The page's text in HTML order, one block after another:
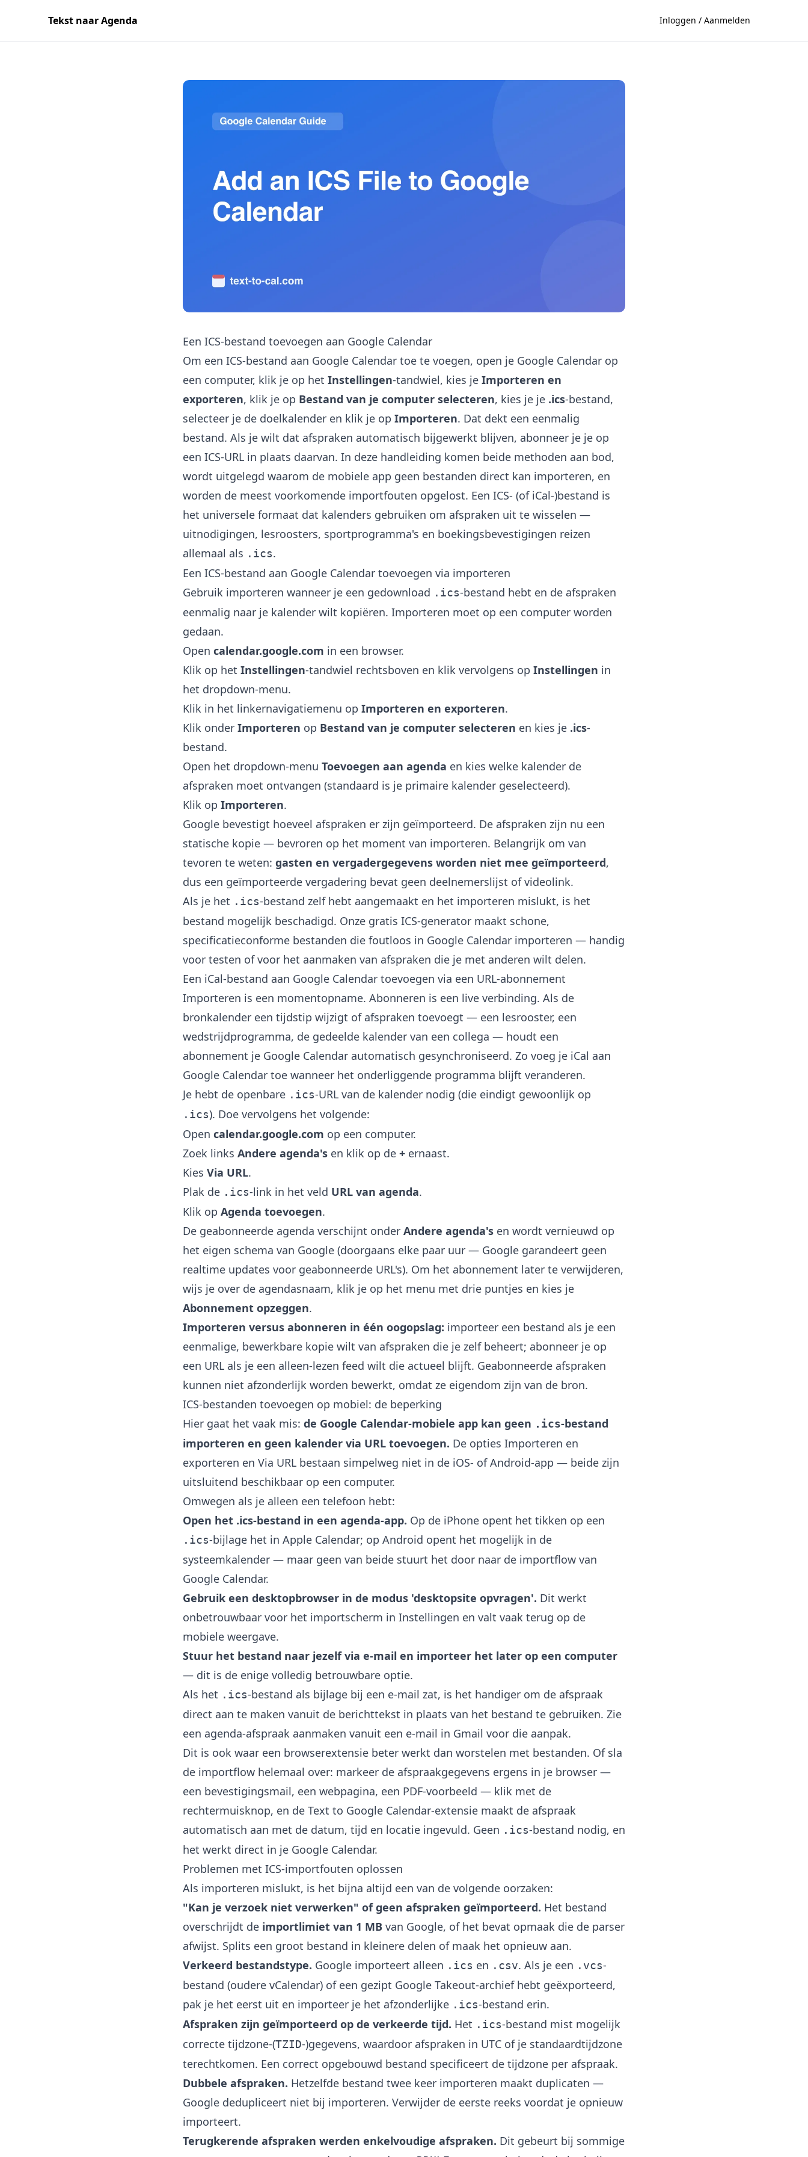
Tekst naar Agenda Inloggen / Aanmelden
Een ICS-bestand toevoegen aan Google Calendar
Om een ICS-bestand aan Google Calendar toe te voegen, open je Google Calendar op
een computer, klik je op het Instellingen-tandwiel, kies je Importeren en
exporteren, klik je op Bestand van je computer selecteren, kies je je .ics-bestand,
selecteer je de doelkalender en klik je op Importeren. Dat dekt een eenmalig
bestand. Als je wilt dat afspraken automatisch bijgewerkt blijven, abonneer je je op
een ICS-URL in plaats daarvan. In deze handleiding komen beide methoden aan bod,
wordt uitgelegd waarom de mobiele app geen bestanden direct kan importeren, en
worden de meest voorkomende importfouten opgelost. Een ICS- (of iCal-)bestand is
het universele formaat dat kalenders gebruiken om afspraken uit te wisselen —
uitnodigingen, lesroosters, sportprogramma's en boekingsbevestigingen reizen
allemaal als .ics.
Een ICS-bestand aan Google Calendar toevoegen via importeren
Gebruik importeren wanneer je een gedownload .ics-bestand hebt en de afspraken
eenmalig naar je kalender wilt kopiëren. Importeren moet op een computer worden
gedaan.
Open calendar.google.com in een browser.
Klik op het Instellingen-tandwiel rechtsboven en klik vervolgens op Instellingen in
het dropdown-menu.
Klik in het linkernavigatiemenu op Importeren en exporteren.
Klik onder Importeren op Bestand van je computer selecteren en kies je .ics-
bestand.
Open het dropdown-menu Toevoegen aan agenda en kies welke kalender de
afspraken moet ontvangen (standaard is je primaire kalender geselecteerd).
Klik op Importeren.
Google bevestigt hoeveel afspraken er zijn geïmporteerd. De afspraken zijn nu een
statische kopie — bevroren op het moment van importeren. Belangrijk om van
tevoren te weten: gasten en vergadergegevens worden niet mee geïmporteerd,
dus een geïmporteerde vergadering bevat geen deelnemerslijst of videolink.
Als je het .ics-bestand zelf hebt aangemaakt en het importeren mislukt, is het
bestand mogelijk beschadigd. Onze gratis ICS-generator maakt schone,
specificatieconforme bestanden die foutloos in Google Calendar importeren — handig
voor testen of voor het aanmaken van afspraken die je met anderen wilt delen.
Een iCal-bestand aan Google Calendar toevoegen via een URL-abonnement
Importeren is een momentopname. Abonneren is een live verbinding. Als de
bronkalender een tijdstip wijzigt of afspraken toevoegt — een lesrooster, een
wedstrijdprogramma, de gedeelde kalender van een collega — houdt een
abonnement je Google Calendar automatisch gesynchroniseerd. Zo voeg je iCal aan
Google Calendar toe wanneer het onderliggende programma blijft veranderen.
Je hebt de openbare .ics-URL van de kalender nodig (die eindigt gewoonlijk op
.ics). Doe vervolgens het volgende:
Open calendar.google.com op een computer.
Zoek links Andere agenda's en klik op de + ernaast.
Kies Via URL.
Plak de .ics-link in het veld URL van agenda.
Klik op Agenda toevoegen.
De geabonneerde agenda verschijnt onder Andere agenda's en wordt vernieuwd op
het eigen schema van Google (doorgaans elke paar uur — Google garandeert geen
realtime updates voor geabonneerde URL's). Om het abonnement later te verwijderen,
wijs je over de agendasnaam, klik je op het menu met drie puntjes en kies je
Abonnement opzeggen.
Importeren versus abonneren in één oogopslag: importeer een bestand als je een
eenmalige, bewerkbare kopie wilt van afspraken die je zelf beheert; abonneer je op
een URL als je een alleen-lezen feed wilt die actueel blijft. Geabonneerde afspraken
kunnen niet afzonderlijk worden bewerkt, omdat ze eigendom zijn van de bron.
ICS-bestanden toevoegen op mobiel: de beperking
Hier gaat het vaak mis: de Google Calendar-mobiele app kan geen .ics-bestand
importeren en geen kalender via URL toevoegen. De opties Importeren en
exporteren en Via URL bestaan simpelweg niet in de iOS- of Android-app — beide zijn
uitsluitend beschikbaar op een computer.
Omwegen als je alleen een telefoon hebt:
Open het .ics-bestand in een agenda-app. Op de iPhone opent het tikken op een
.ics-bijlage het in Apple Calendar; op Android opent het mogelijk in de
systeemkalender — maar geen van beide stuurt het door naar de importflow van
Google Calendar.
Gebruik een desktopbrowser in de modus 'desktopsite opvragen'. Dit werkt
onbetrouwbaar voor het importscherm in Instellingen en valt vaak terug op de
mobiele weergave.
Stuur het bestand naar jezelf via e-mail en importeer het later op een computer
— dit is de enige volledig betrouwbare optie.
Als het .ics-bestand als bijlage bij een e-mail zat, is het handiger om de afspraak
direct aan te maken vanuit de berichttekst in plaats van het bestand te gebruiken. Zie
een agenda-afspraak aanmaken vanuit een e-mail in Gmail voor die aanpak.
Dit is ook waar een browserextensie beter werkt dan worstelen met bestanden. Of sla
de importflow helemaal over: markeer de afspraakgegevens ergens in je browser —
een bevestigingsmail, een webpagina, een PDF-voorbeeld — klik met de
rechtermuisknop, en de Text to Google Calendar-extensie maakt de afspraak
automatisch aan met de datum, tijd en locatie ingevuld. Geen .ics-bestand nodig, en
het werkt direct in je Google Calendar.
Problemen met ICS-importfouten oplossen
Als importeren mislukt, is het bijna altijd een van de volgende oorzaken:
"Kan je verzoek niet verwerken" of geen afspraken geïmporteerd. Het bestand
overschrijdt de importlimiet van 1 MB van Google, of het bevat opmaak die de parser
afwijst. Splits een groot bestand in kleinere delen of maak het opnieuw aan.
Verkeerd bestandstype. Google importeert alleen .ics en .csv. Als je een .vcs-
bestand (oudere vCalendar) of een gezipt Google Takeout-archief hebt geëxporteerd,
pak je het eerst uit en importeer je het afzonderlijke .ics-bestand erin.
Afspraken zijn geïmporteerd op de verkeerde tijd. Het .ics-bestand mist mogelijk
correcte tijdzone-(TZID-)gegevens, waardoor afspraken in UTC of je standaardtijdzone
terechtkomen. Een correct opgebouwd bestand specificeert de tijdzone per afspraak.
Dubbele afspraken. Hetzelfde bestand twee keer importeren maakt duplicaten —
Google dedupliceert niet bij importeren. Verwijder de eerste reeks voordat je opnieuw
importeert.
Terugkerende afspraken werden enkelvoudige afspraken. Dit gebeurt bij sommige